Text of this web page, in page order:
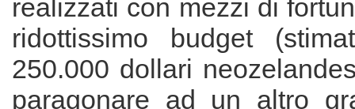
realizzati con mezzi di
ridottissimo budget
250.000 dollari
paragonare ad un altro